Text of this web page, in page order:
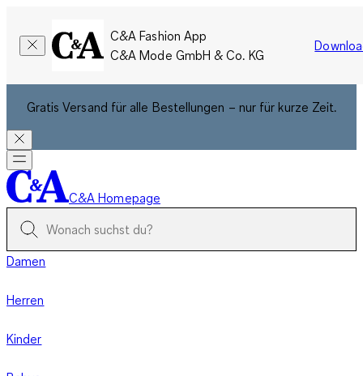
C&A Fashion App
C&A Mode GmbH & Co. KG
Gratis Versand für alle Bestellungen – nur für kurze Zeit.
C&A Homepage
Damen
Herren
Kinder